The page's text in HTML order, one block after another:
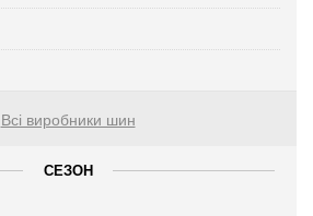
Всі виробники шин
СЕЗОН